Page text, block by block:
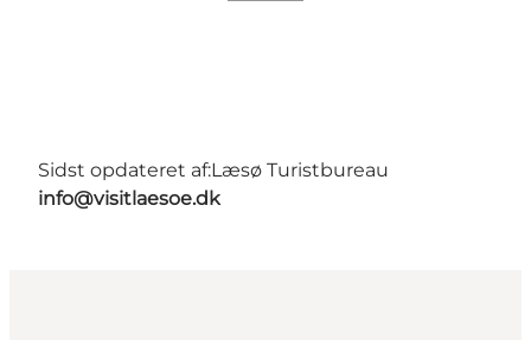
Sidst opdateret af:Læsø Turistbureau
info@visitlaesoe.dk